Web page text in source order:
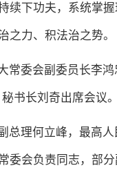
续下功夫，系统掌
之力、积法治之势。
常委会副委员长李鸿
书长刘奇出席会议。
总理何立峰，最高人
委会负责同志，部